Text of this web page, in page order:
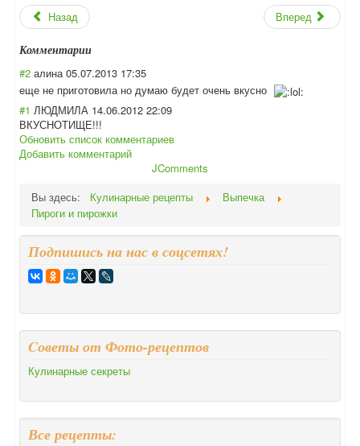
Назад Вперед
Комментарии
#2 алина 05.07.2013 17:35
еще не приготовила но думаю будет очень вкусно
#1 ЛЮДМИЛА 14.06.2012 22:09
ВКУСНОТИЩЕ!!!
Обновить список комментариев
Добавить комментарий
JComments
Вы здесь:
Кулинарные рецепты
Выпечка
Пироги и пирожки
Подпишись на нас в соцсетях!
Cоветы от Фото-рецептов
Кулинарные секреты
Все рецепты: